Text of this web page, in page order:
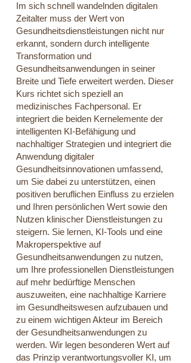
Im sich schnell wandelnden digitalen
Zeitalter muss der Wert von
Gesundheitsdienstleistungen nicht nur
erkannt, sondern durch intelligente
Transformation und
Gesundheitsanwendungen in seiner
Breite und Tiefe erweitert werden. Dieser
Kurs richtet sich speziell an
medizinisches Fachpersonal. Er
integriert die beiden Kernelemente der
intelligenten KI-Befähigung und
nachhaltiger Strategien und integriert die
Anwendung digitaler
Gesundheitsinnovationen umfassend,
um Sie dabei zu unterstützen, einen
positiven beruflichen Einfluss zu erzielen
und Ihren persönlichen Wert sowie den
Nutzen klinischer Dienstleistungen zu
steigern. Sie lernen, KI-Tools und eine
Makroperspektive auf
Gesundheitsanwendungen zu nutzen,
um Ihre professionellen Dienstleistungen
auf mehr bedürftige Menschen
auszuweiten, eine nachhaltige Karriere
im Gesundheitswesen aufzubauen und
zu einem wichtigen Akteur im Bereich
der Gesundheitsanwendungen zu
werden. Wir legen besonderen Wert auf
das Prinzip verantwortungsvoller KI, um